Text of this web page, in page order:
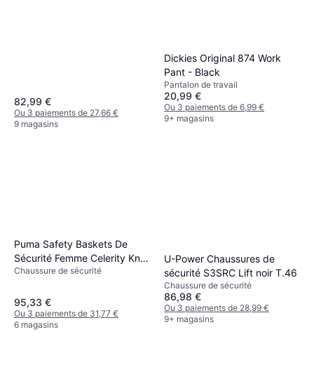
82,99 €
Ou 3 paiements de 27,66 €
9 magasins
Dickies Original 874 Work
Pant - Black
Pantalon de travail
20,99 €
Ou 3 paiements de 6,99 €
9+ magasins
Puma Safety Baskets De
Sécurité Femme Celerity Knit
S1 Hro Src - Pink
Chaussure de sécurité
95,33 €
Ou 3 paiements de 31,77 €
6 magasins
U-Power Chaussures de
sécurité S3SRC Lift noir T.46
Chaussure de sécurité
86,98 €
Ou 3 paiements de 28,99 €
9+ magasins